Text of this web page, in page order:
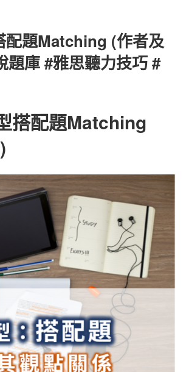
配題Matching (作者及
題庫 #雅思聽力技巧 #
搭配題Matching